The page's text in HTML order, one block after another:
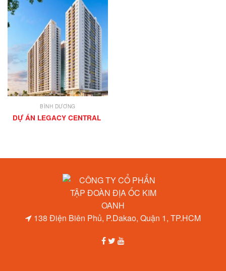
BÌNH DƯƠNG
DỰ ÁN LEGACY CENTRAL THUẬN AN
138 Điện Biên Phủ, P.Dakao, Quận 1, TP.HCM